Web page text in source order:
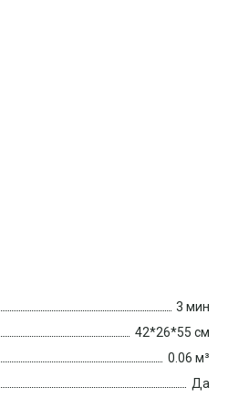
3 мин
42*26*55 см
0.06 м³
Да